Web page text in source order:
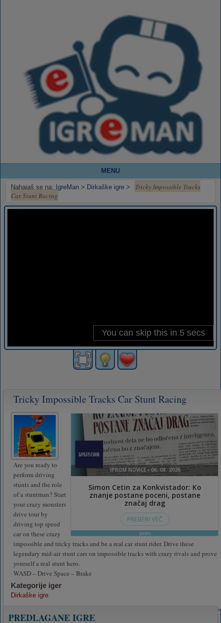
MENU
Nahajaš se na: IgreMan > Dirkaške igre >
Tricky Impossible Tracks
Car Stunt Racing
Tricky Impossible Tracks Car Stunt Racing
Are you ready to
perform driving
stunts and the role
of a stuntman? Start
your crazy monsters
drive tour by
driving top speed
car on these crazy
impossible and tricky tracks and be a real car stunt rider. Drive these
legendary mid-air stunt cars on impossible tracks with crazy rivals and prove
yourself a real stunt hero.
WASD – Drive Space – Brake
Kategorije iger
Dirkaške igre
PREDLAGANE IGRE